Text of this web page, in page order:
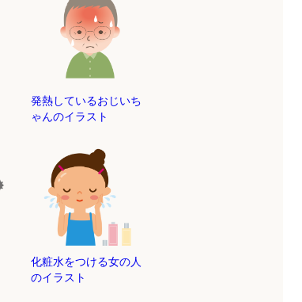
発熱しているおじいち
ゃんのイラスト
化粧水をつける女の人
のイラスト